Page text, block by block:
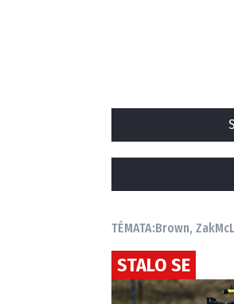
TÉMATA:Brown, Zak
STALO SE